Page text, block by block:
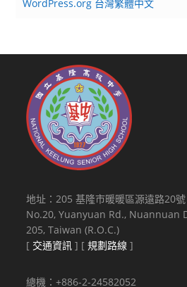
WordPress.org 台灣繁體中文
地址：205 基隆市暖暖區源遠路20號
No.20, Yuanyuan Rd., Nuannuan
205, Taiwan (R.O.C.)
[ 交通資訊 ] [規劃路線 ]
總機：+886-2-24582052